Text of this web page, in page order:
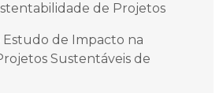
de Projetos
de Impacto na
Sustentáveis de